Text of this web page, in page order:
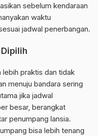
sebelum kendaraan
waktu
jadwal penerbangan.
lebih praktis dan tidak
menuju bandara sering
jika jadwal
besar, berangkat
penumpang lansia.
bisa lebih tenang